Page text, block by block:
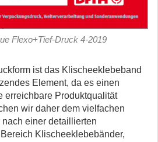
Flexo+Tief-Druck 4-2019
ist das Klischeeklebeband
Element, da es ei­nen
erreich­bare Produktqualität
wir daher dem vielfa­chen
einer detaillierten
Klischeeklebebän­der,